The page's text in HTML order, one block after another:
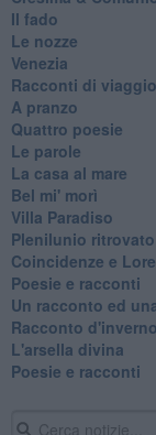
Il fado
Le nozze
Venezia
Racconti di viaggio
A pranzo
Quattro poesie
Le parole
La casa al mare
Bel mi' morì
Villa Paradiso
Plenilunio ritrovato
Coincidenze e
Poesie e racconti
Un racconto ed
Racconto d'inverno
​L'arsella divina
Poesie e racconti